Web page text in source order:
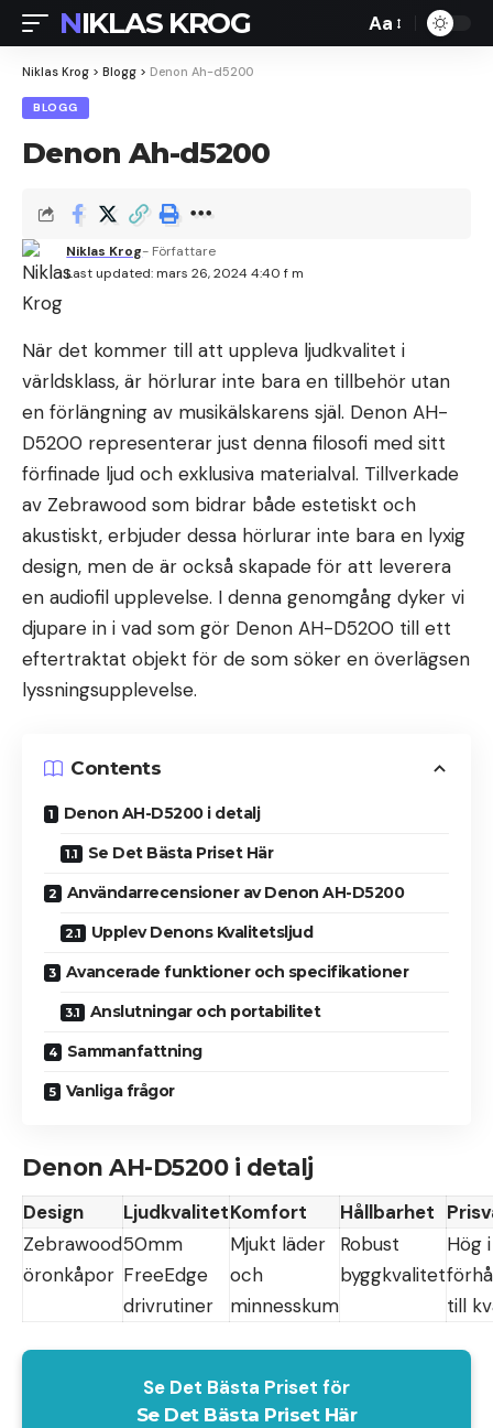
NIKLAS KROG
Font
Aa
Niklas Krog > Blogg > Denon Ah-d5200
BLOGG
Denon Ah-d5200
Last updated: mars 26, 2024 4:40 f m
Niklas Krog- Författare
När det kommer till att uppleva ljudkvalitet i
världsklass, är hörlurar inte bara en tillbehör utan
en förlängning av musikälskarens själ. Denon AH-
D5200 representerar just denna filosofi med sitt
förfinade ljud och exklusiva materialval. Tillverkade
av Zebrawood som bidrar både estetiskt och
akustiskt, erbjuder dessa hörlurar inte bara en lyxig
design, men de är också skapade för att leverera
en audiofil upplevelse. I denna genomgång dyker vi
djupare in i vad som gör Denon AH-D5200 till ett
eftertraktat objekt för de som söker en överlägsen
lyssningsupplevelse.
Contents
Denon AH-D5200 i detalj
Se Det Bästa Priset Här
Användarrecensioner av Denon AH-D5200
Upplev Denons Kvalitetsljud
Avancerade funktioner och specifikationer
Anslutningar och portabilitet
Sammanfattning
Vanliga frågor
Denon AH-D5200 i detalj
Design LjudkvalitetKomfort Hållbarhet
Zebrawood
öronkåpor
50mm
FreeEdge
drivrutiner
Mjukt läder
och
minnesskum
Robust
byggkvalitet
Hög i
till
Se Det Bästa Priset för
Se Det Bästa Priset Här